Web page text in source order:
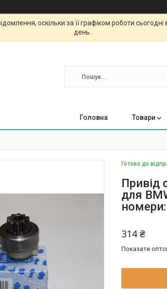
оскільки за її графіком роботи
день.
Головна Товари
Готово до
Привід
для
314 ₴
Показати